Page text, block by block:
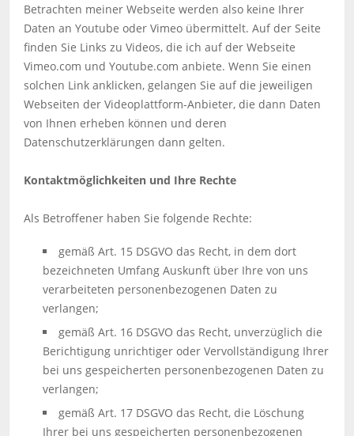
Betrachten meiner Webseite werden also keine Ihrer
Daten an Youtube oder Vimeo übermittelt. Auf der Seite
finden Sie Links zu Videos, die ich auf der Webseite
Vimeo.com und Youtube.com anbiete. Wenn Sie einen
solchen Link anklicken, gelangen Sie auf die jeweiligen
Webseiten der Videoplattform-Anbieter, die dann Daten
von Ihnen erheben können und deren
Datenschutzerklärungen dann gelten.
Kontaktmöglichkeiten und Ihre Rechte
Als Betroffener haben Sie folgende Rechte:
gemäß Art. 15 DSGVO das Recht, in dem dort
bezeichneten Umfang Auskunft über Ihre von uns
verarbeiteten personenbezogenen Daten zu
verlangen;
gemäß Art. 16 DSGVO das Recht, unverzüglich die
Berichtigung unrichtiger oder Vervollständigung Ihrer
bei uns gespeicherten personenbezogenen Daten zu
verlangen;
gemäß Art. 17 DSGVO das Recht, die Löschung
Ihrer bei uns gespeicherten personenbezogenen